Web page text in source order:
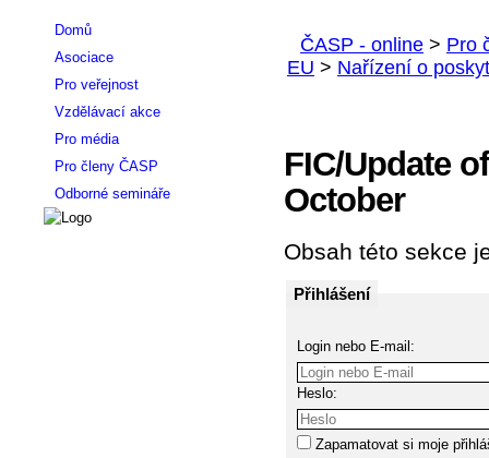
FIC/Update
October
Obsah této sekce
Přihlášení
Login nebo E-mail:
Heslo:
Zapamatovat si moje
Domů
Asociace
Pro veřejnost
Vzdělávací akce
Pro média
Pro členy ČASP
Odborné semináře